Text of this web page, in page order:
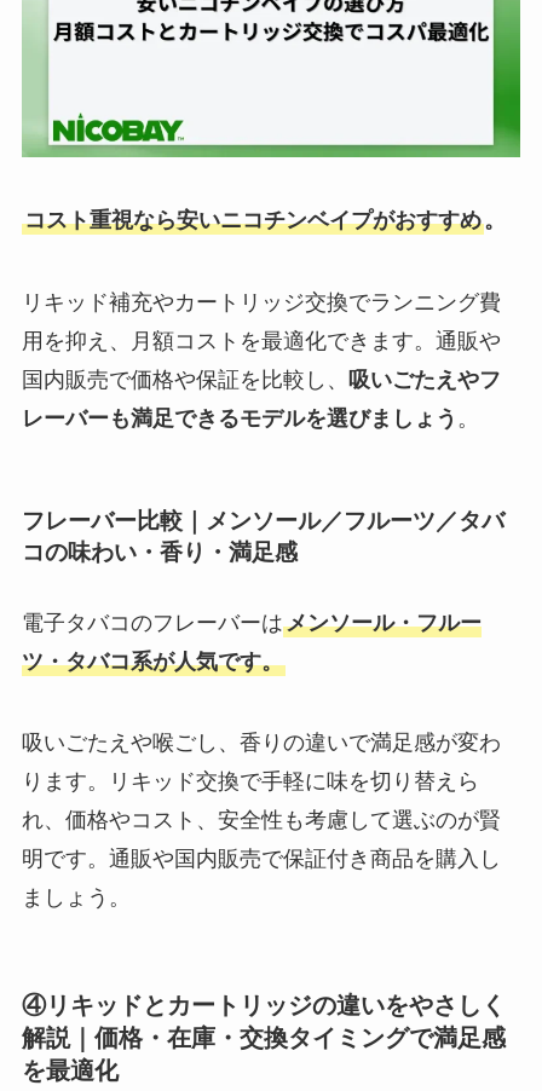
コスト重視なら安いニコチンベイプがおすすめ。
リキッド補充やカートリッジ交換でランニング費
用を抑え、月額コストを最適化できます。通販や
国内販売で価格や保証を比較し、
吸いごたえやフ
レーバーも満足できるモデルを選びましょう 。
フレーバー比較｜メンソール／フルーツ／タバ
コの味わい・香り・満足感
電子タバコのフレーバーはメンソール・フルー
ツ・タバコ系が人気です。
吸いごたえや喉ごし、香りの違いで満足感が変わ
ります。リキッド交換で手軽に味を切り替えら
れ、価格やコスト、安全性も考慮して選ぶのが賢
明です。通販や国内販売で保証付き商品を購入し
ましょう。
④リキッドとカートリッジの違いをやさしく
解説｜価格・在庫・交換タイミングで満足感
を最適化